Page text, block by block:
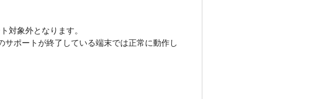
対象外となります。
ポートが終了している端末では正常に動作し